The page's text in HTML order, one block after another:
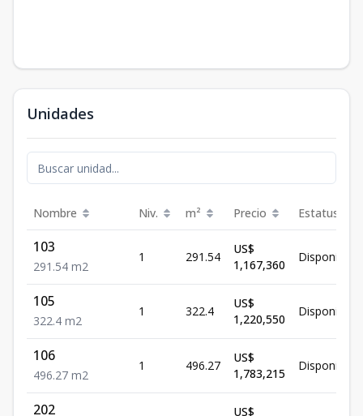
Unidades
Nombre Niv. m² Precio Estatus
103
291.54 m2
1 291.54
US$
1,167,360
Disponible
105
322.4 m2
1 322.4
US$
1,220,550
Disponible
106
496.27 m2
1 496.27
US$
1,783,215
Disponible
202 US$